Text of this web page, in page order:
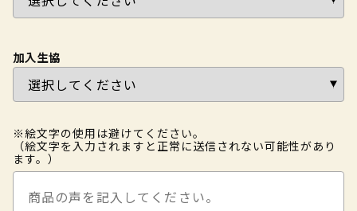
加入生協
※絵文字の使用は避けてください。
（絵文字を入力されますと正常に送信されない可能性があり
ます。）